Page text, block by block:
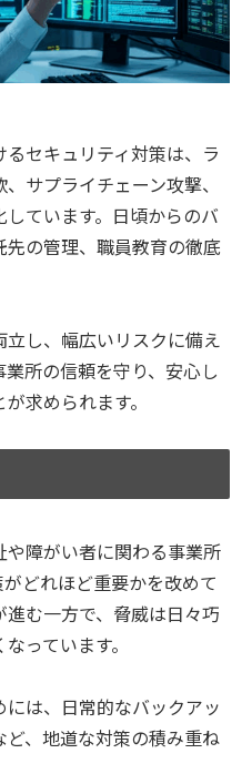
セキュリティ対策は、ラ
サプライチェーン攻撃、
ています。日頃からのバ
の管理、職員教育の徹底
し、幅広いリスクに備え
所の信頼を守り、安心し
求められます。
障がい者に関わる事業所
どれほど重要かを改めて
む一方で、脅威は日々巧
っています。
は、日常的なバックアッ
、地道な対策の積み重ね